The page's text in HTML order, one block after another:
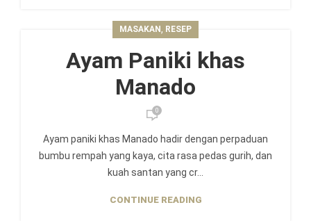
MASAKAN, RESEP
Ayam Paniki khas
Manado
0
Ayam paniki khas Manado hadir dengan perpaduan
bumbu rempah yang kaya, cita rasa pedas gurih, dan
kuah santan yang cr...
CONTINUE READING